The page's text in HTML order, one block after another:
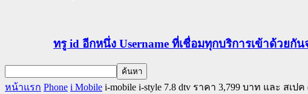
ทรู id อีกหนึ่ง Username ที่เชื่อมทุกบริการเข้าด้วยกัน
หน้าแรก Phone i Mobile i-mobile i-style 7.8 dtv ราคา 3,799 บาท และ สเปค